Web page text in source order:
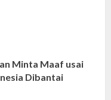
Minta Maaf usai
Dibantai